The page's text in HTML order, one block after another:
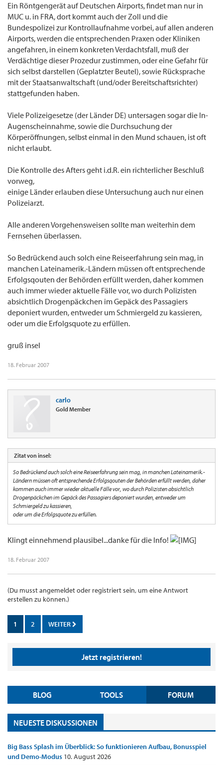
Ein Röntgengerät auf Deutschen Airports, findet man nur in
MUC u. in FRA, dort kommt auch der Zoll und die
Bundespolizei zur Kontrollaufnahme vorbei, auf allen anderen
Airports, werden die entsprechenden Praxen oder Kliniken
angefahren, in einem konkreten Verdachtsfall, muß der
Verdächtige dieser Prozedur zustimmen, oder eine Gefahr für
sich selbst darstellen (Geplatzter Beutel), sowie Rücksprache
mit der Staatsanwaltschaft (und/oder Bereitschaftsrichter)
stattgefunden haben.
Viele Polizeigesetze (der Länder DE) untersagen sogar die In-
Augenscheinnahme, sowie die Durchsuchung der
Körperöffnungen, selbst einmal in den Mund schauen, ist oft
nicht erlaubt.
Die Kontrolle des Afters geht i.d.R. ein richterlicher Beschluß
vorweg,
einige Länder erlauben diese Untersuchung auch nur einen
Polizeiarzt.
Alle anderen Vorgehensweisen sollte man weiterhin dem
Fernsehen überlassen.
So Bedrückend auch solch eine Reiseerfahrung sein mag, in
manchen Lateinamerik.-Ländern müssen oft entsprechende
Erfolgsqouten der Behörden erfüllt werden, daher kommen
auch immer wieder aktuelle Fälle vor, wo durch Polizisten
absichtlich Drogenpäckchen im Gepäck des Passagiers
deponiert wurden, entweder um Schmiergeld zu kassieren,
oder um die Erfolgsquote zu erfüllen.
gruß insel
18. Februar 2007
carlo
Gold Member
Zitat von insel:
So Bedrückend auch solch eine Reiseerfahrung sein mag, in manchen Lateinamerik.-
Ländern müssen oft entsprechende Erfolgsqouten der Behörden erfüllt werden, daher
kommen auch immer wieder aktuelle Fälle vor, wo durch Polizisten absichtlich
Drogenpäckchen im Gepäck des Passagiers deponiert wurden, entweder um
Schmiergeld zu kassieren,
oder um die Erfolgsquote zu erfüllen.
Klingt einnehmend plausibel...danke für die Info!
18. Februar 2007
(Du musst angemeldet oder registriert sein, um eine Antwort
erstellen zu können.)
1 2 WEITER
Jetzt registrieren!
BLOG TOOLS FORUM
NEUESTE DISKUSSIONEN
Big Bass Splash im Überblick: So funktionieren Aufbau, Bonusspiel
und Demo-Modus 10. August 2026